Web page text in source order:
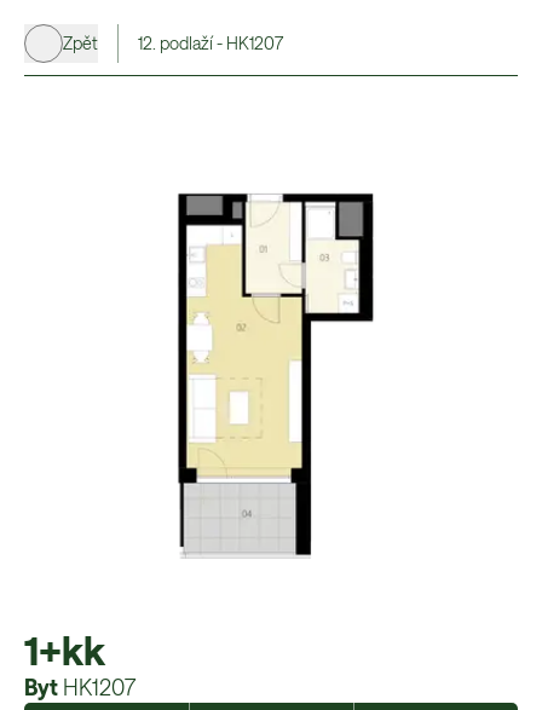
Zpět 12. podlaží - HK1207
1+kk
Byt HK1207